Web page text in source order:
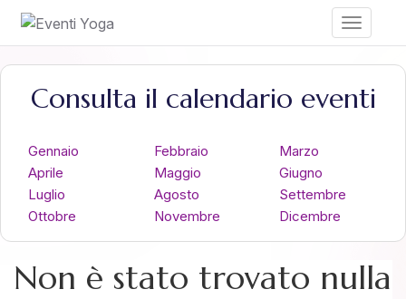
Toggle
Consulta il calendario eventi
Gennaio Febbraio
Marzo
Aprile
Maggio
Giugno
Luglio
Agosto
Settembre
Ottobre
Novembre Dicembre
Non è stato trovato nulla